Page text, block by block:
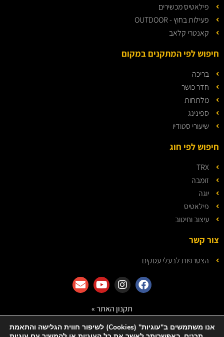
פילאטיס מכשירים
פעילות בחוץ - OUTDOOR
קאנטרי קלאב
חיפוש לפי המתקנים במקום
בריכה
חדר כושר
מלתחות
ספינינג
שיעורי סטודיו
חיפוש לפי חוג
TRX
זומבה
יוגה
פילאטיס
עיצוב וחיטוב
צור קשר
הצטרפות לבעלי עסקים
תקנון האתר »
מדיניות הפרטיות »אנו משתמשים ב"עוגיות" (Cookies) לשיפור חווית הגלישה והתאמת